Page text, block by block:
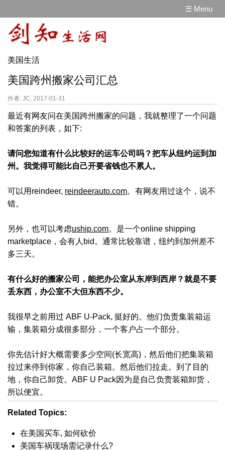
☰ Menu
美国生活
美国跨州搬家公司汇总
作者: JC, 2017-01-31
最近有网友问在美国跨州搬家的问题，我就整理了一个问题
和答案的列表，如下:
请问您知道有什么比较好的运车公司吗？把车从纽约运到加
州。我觉得可能比自己开要省钱也不累人。
可以用reindeer, reindeerauto.com。有网友用过这个，说不
错。
另外，也可以考虑uship.com。是一个online shipping
marketplace，会有人bid。通常比较靠谱，纽约到加州差不
多三天。
有什么好的搬家公司，能把办公室从东岸到西岸？就是不要
丢东西，办公室不大但东西不少。
我很早之前用过 ABF U-Pack, 挺好的。他们负责集装箱运
输，集装箱分成很多部分，一个客户占一个部分。
你先估计好大概需要多少空间(长宽高)，然后他们把集装箱
拉过来停到你家，你自己装箱。然后他们拉走。到了目的
地，你自己卸货。ABF U Pack因为是自己负责装箱卸货，
所以便宜。
Related Topics:
在美国买车, 如何砍价
美国车祸现场需记录什么?